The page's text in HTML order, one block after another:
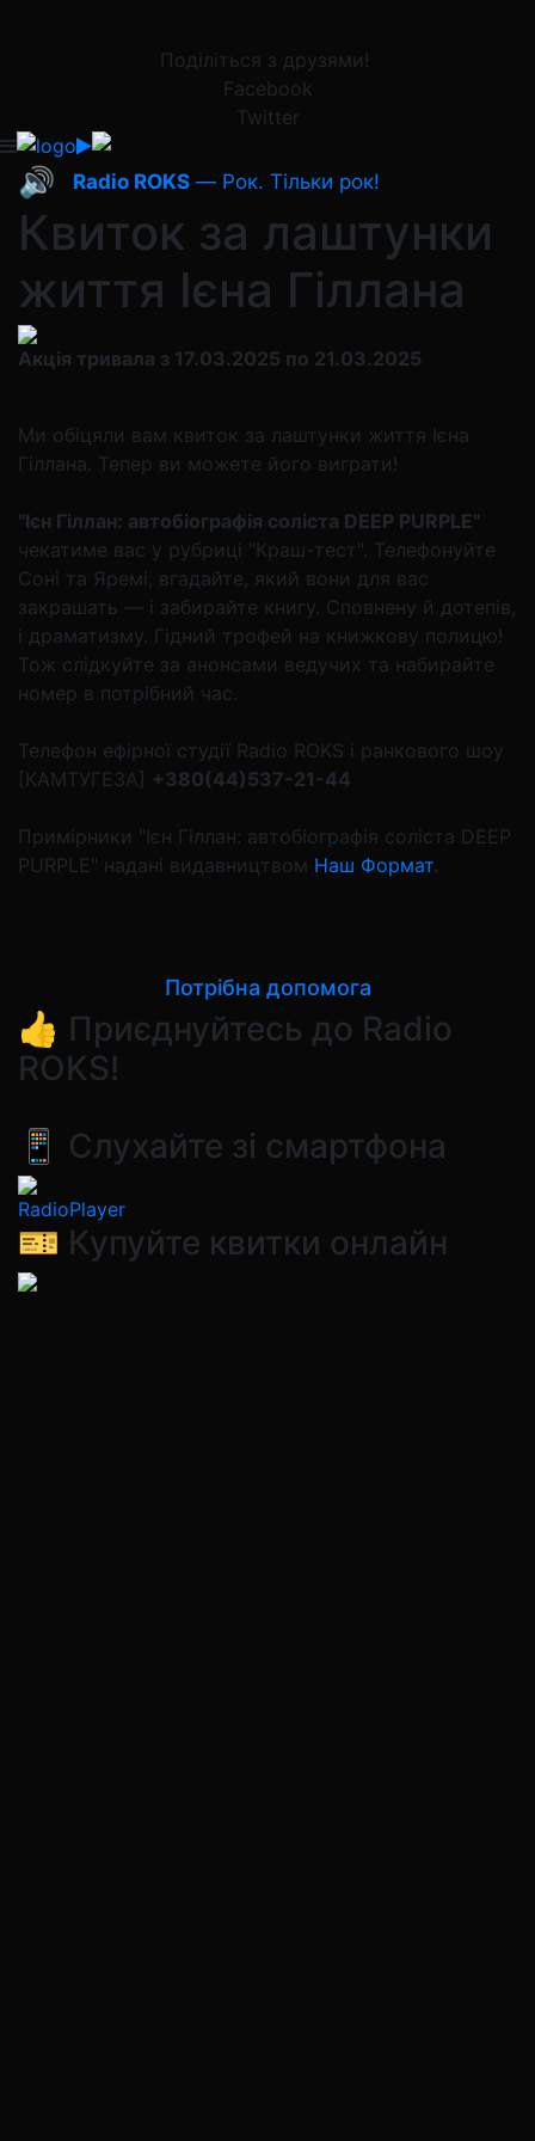
Поділіться з друзями!
Facebook
Twitter
🔊 Radio ROKS — Рок. Тільки рок!
Квиток за лаштунки
життя Ієна Гіллана
Акція тривала з 17.03.2025 по 21.03.2025
Ми обіцяли вам квиток за лаштунки життя Ієна
Гіллана. Тепер ви можете його виграти!
"Ієн Гіллан: автобіографія соліста DEEP PURPLE"
чекатиме вас у рубриці "Краш-тест". Телефонуйте
Соні та Яремі, вгадайте, який вони для вас
закрашать — і забирайте книгу. Сповнену й дотепів,
і драматизму. Гідний трофей на книжкову полицю!
Тож слідкуйте за анонсами ведучих та набирайте
номер в потрібний час.
Телефон ефірної студії Radio ROKS і ранкового шоу
[КАМТУГЕЗА] +380(44)537-21-44
Примірники "Ієн Гіллан: автобіографія соліста DEEP
PURPLE" надані видавництвом Наш Формат.
Потрібна допомога
👍 Приєднуйтесь до Radio
ROKS!
📱 Слухайте зі смартфона
RadioPlayer
🎫 Купуйте квитки онлайн